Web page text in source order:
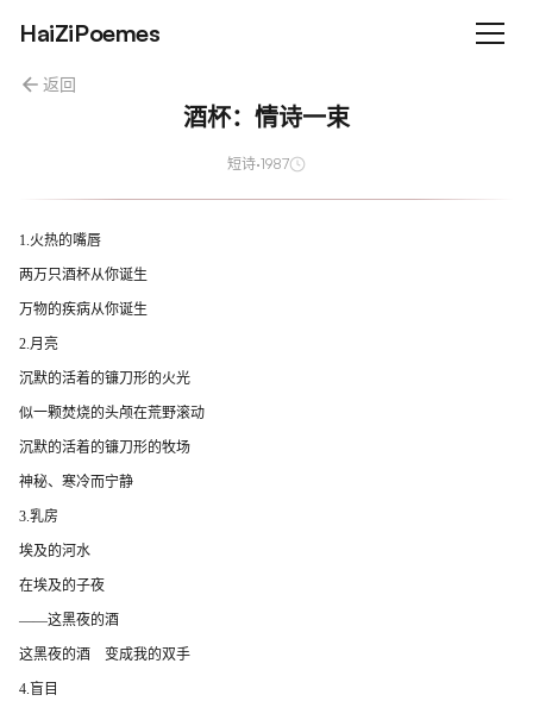
HaiZiPoemes
返回
酒杯：情诗一束
短诗·1987
1.火热的嘴唇
两万只酒杯从你诞生
万物的疾病从你诞生
2.月亮
沉默的活着的镰刀形的火光
似一颗焚烧的头颅在荒野滚动
沉默的活着的镰刀形的牧场
神秘、寒冷而宁静
3.乳房
埃及的河水
在埃及的子夜
——这黑夜的酒
这黑夜的酒 变成我的双手
4.盲目